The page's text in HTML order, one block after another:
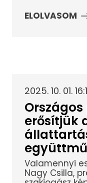
ELOLVASOM
2025. 10. 01.
erősítjük
Valamennyi
Nagy Csilla,